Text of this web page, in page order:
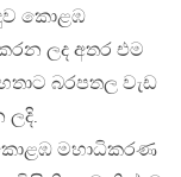
කොළඹ
ලද අතර එම
බරපතල වැඩ
මහාධිකරණ